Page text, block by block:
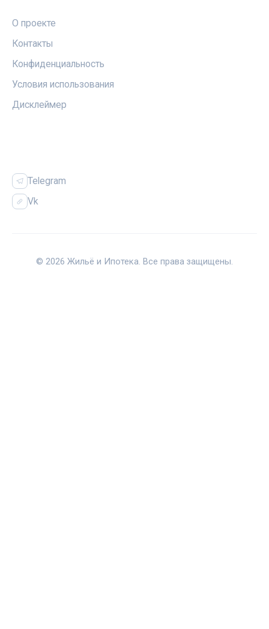
О проекте
Контакты
Конфиденциальность
Условия использования
Дисклеймер
Telegram
Vk
© 2026 Жильё и Ипотека. Все права защищены.